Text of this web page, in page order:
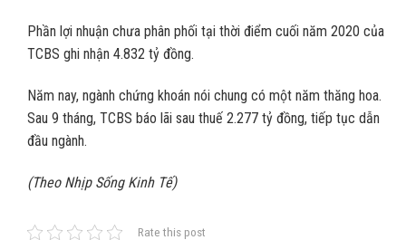
Phần lợi nhuận chưa phân phối tại thời điểm cuối năm 2020 của
TCBS ghi nhận 4.832 tỷ đồng.
Năm nay, ngành chứng khoán nói chung có một năm thăng hoa.
Sau 9 tháng, TCBS báo lãi sau thuế 2.277 tỷ đồng, tiếp tục dẫn
đầu ngành.
(Theo Nhịp Sống Kinh Tế)
Rate this post